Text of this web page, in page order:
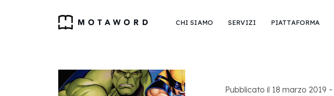
CHI SIAMO SERVIZI PIATTAFORMA
Pubblicato il 18 marzo 2019 -